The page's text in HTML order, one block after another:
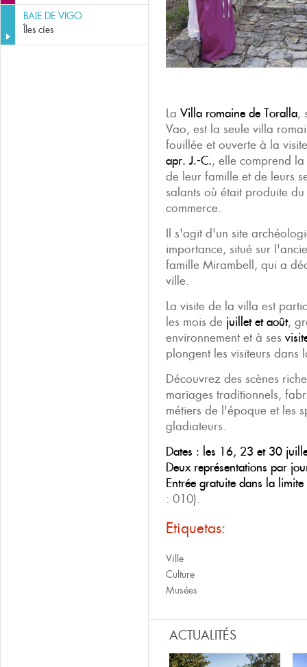
BAIE DE VIGO
Îles cíes
La Villa romaine de Toralla,
Vao, est la seule villa
fouillée et ouverte à la
apr. J.-C., elle comprend
de leur famille et de leurs
salants où était produite
commerce.
Il s'agit d'un site
importance, situé sur
famille Mirambell, qui a
ville.
La visite de la villa est
les mois de juillet et août,
environnement et à ses
plongent les visiteurs dans
Découvrez des scènes
mariages traditionnels,
métiers de l'époque et les
gladiateurs.
Dates : les 16, 23 et 30
Deux représentations par
Entrée gratuite dans la
: 010).
Etiquetas:
Ville
Culture
Musées
ACTUALITÉS